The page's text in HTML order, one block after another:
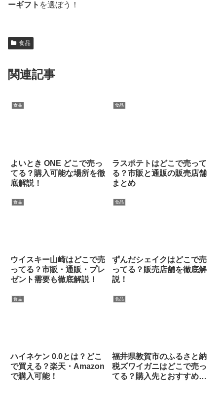
ーギフト を選ぼう！
食品
関連記事
食品
よいとき ONE どこで売っ
てる？購入可能な場所を徹
底解説！
食品
ラスポテトはどこで売って
る？市販と通販の販売店舗
まとめ
食品
ウイスキー山崎はどこで売
ってる？市販・通販・プレ
ゼント需要も徹底解説！
食品
ずんだシェイクはどこで売
ってる？販売店舗を徹底解
説！
食品
ハイネケン 0.0とは？どこ
で買える？楽天・Amazon
で購入可能！
食品
福井県敦賀市のふるさと納
税ズワイガニはどこで売っ
てる？購入先とおすすめ返